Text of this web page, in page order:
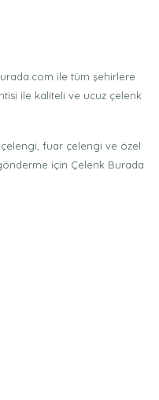
ile tüm şehirlere
ile kaliteli ve ucuz çelenk
çelengi, fuar çelengi ve özel
için Çelenk Burada